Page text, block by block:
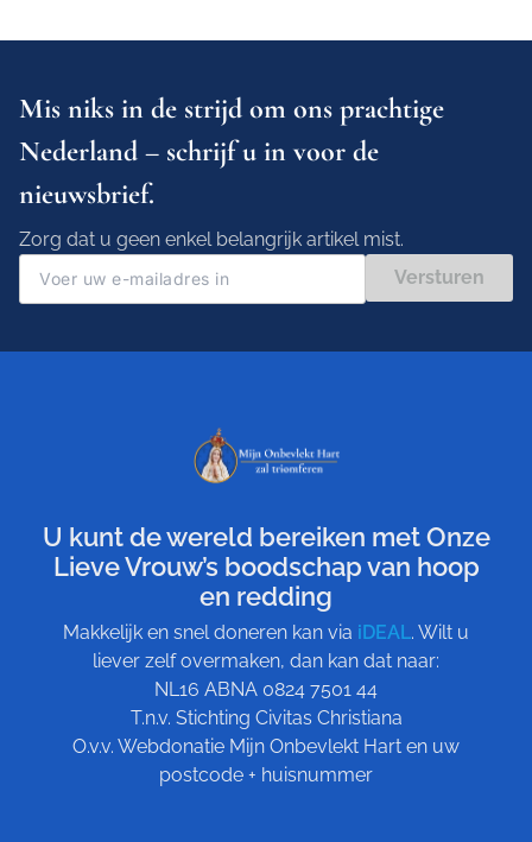
Mis niks in de strijd om ons prachtige
Nederland – schrijf u in voor de
nieuwsbrief.
Zorg dat u geen enkel belangrijk artikel mist.
Versturen
U kunt de wereld bereiken met Onze
Lieve Vrouw’s boodschap van hoop
en redding
Makkelijk en snel doneren kan via iDEAL. Wilt u
liever zelf overmaken, dan kan dat naar:
NL16 ABNA 0824 7501 44
T.n.v. Stichting Civitas Christiana
O.v.v. Webdonatie Mijn Onbevlekt Hart en uw
postcode + huisnummer